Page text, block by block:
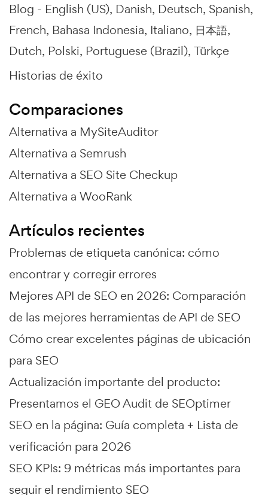
Blog - English (US) Danish Deutsch Spanish
French Bahasa Indonesia Italiano 日本語
Dutch Polski Portuguese (Brazil) Türkçe
Historias de éxito
Comparaciones
Alternativa a MySiteAuditor
Alternativa a Semrush
Alternativa a SEO Site Checkup
Alternativa a WooRank
Artículos recientes
Problemas de etiqueta canónica: cómo
encontrar y corregir errores
Mejores API de SEO en 2026: Comparación
de las mejores herramientas de API de SEO
Cómo crear excelentes páginas de ubicación
para SEO
Actualización importante del producto:
Presentamos el GEO Audit de SEOptimer
SEO en la página: Guía completa + Lista de
verificación para 2026
SEO KPIs: 9 métricas más importantes para
seguir el rendimiento SEO